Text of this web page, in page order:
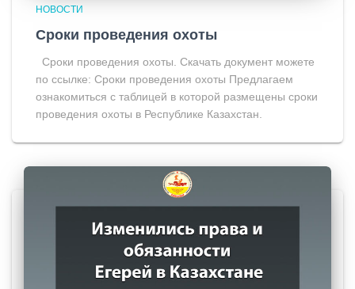
НОВОСТИ
Сроки проведения охоты
Сроки проведения охоты. Скачать документ можете
по ссылке: Сроки проведения охоты Предлагаем
ознакомиться с таблицей в которой размещены сроки
проведения охоты в Республике Казахстан.